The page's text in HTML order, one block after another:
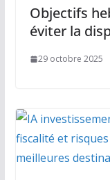
Objectifs
éviter la
29 octobre 2025